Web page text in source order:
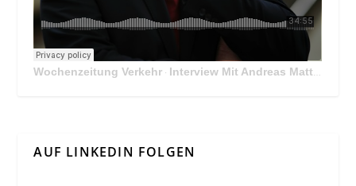
Wochenzeitung Verkehr · Interview Mit Andreas Matthä, CEO der ÖBB Holding
AUF LINKEDIN FOLGEN